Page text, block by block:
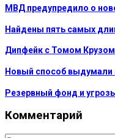
МВД предупредило о
Найдены пять самых
Дипфейк с Томом
Новый способ выдумали
Резервный фонд и
Комментарий